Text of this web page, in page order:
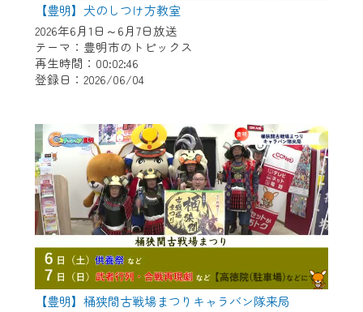
【豊明】犬のしつけ方教室
2026年6月1日～6月7日放送
テーマ：豊明市のトピックス
再生時間：00:02:46
登録日：2026/06/04
【豊明】桶狭間古戦場まつりキャラバン隊来局